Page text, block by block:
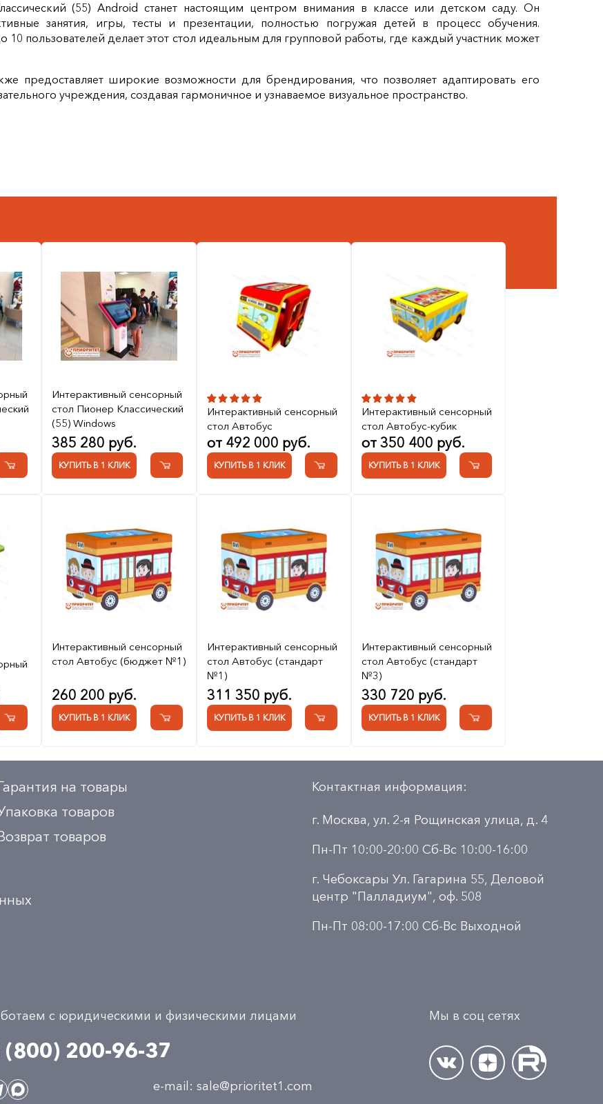
(55) Android станет настоящим центром внимания в классе или детском саду. Он
занятия, игры, тесты и презентации, полностью погружая детей в процесс обучения.
пользователей делает этот стол идеальным для групповой работы, где каждый участник может
предоставляет широкие возможности для брендирования, что позволяет адаптировать его
учреждения, создавая гармоничное и узнаваемое визуальное пространство.
Интерактивный сенсорный
стол Пионер Классический
(55) Windows
385 280 руб.
КУПИТЬ В 1 КЛИК
Интерактивный сенсорный
стол Автобус
от 492 000 руб.
КУПИТЬ В 1 КЛИК
Интерактивный сенсорный
стол Автобус-кубик
от 350 400 руб.
КУПИТЬ В 1 КЛИК
Интерактивный сенсорный
стол Автобус (бюджет №1)
260 200 руб.
КУПИТЬ В 1 КЛИК
Интерактивный сенсорный
стол Автобус (стандарт
№1)
311 350 руб.
КУПИТЬ В 1 КЛИК
Интерактивный сенсорный
стол Автобус (стандарт
№3)
330 720 руб.
КУПИТЬ В 1 КЛИК
на товары
товаров
товаров
Контактная информация:
г. Москва, ул. 2-я Рощинская улица, д. 4
Пн-Пт 10:00-20:00 Сб-Вс 10:00-16:00
г. Чебоксары Ул. Гагарина 55, Деловой
центр "Палладиум", оф. 508
Пн-Пт 08:00-17:00 Сб-Вс Выходной
с юридическими и физическими лицами
(800) 200-96-37
e-mail: sale@prioritet1.com
Мы в соц сетях